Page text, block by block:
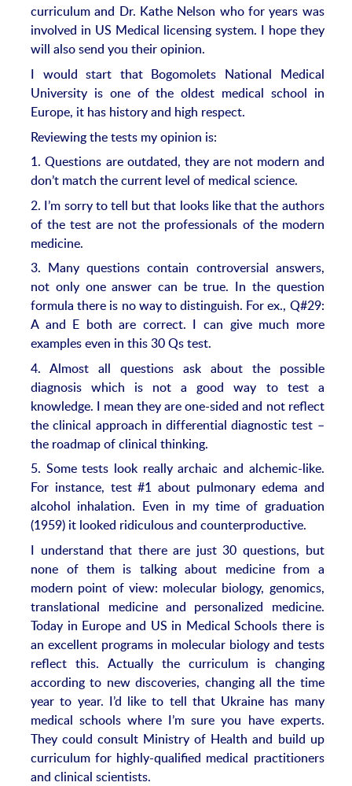
curriculum and Dr. Kathe Nelson who for years was
involved in US Medical licensing system. I hope they
will also send you their opinion.
I would start that Bogomolets National Medical
University is one of the oldest medical school in
Europe, it has history and high respect.
Reviewing the tests my opinion is:
1. Questions are outdated, they are not modern and
don’t match the current level of medical science.
2. I’m sorry to tell but that looks like that the authors
of the test are not the professionals of the modern
medicine.
3. Many questions contain controversial answers,
not only one answer can be true. In the question
formula there is no way to distinguish. For ex., Q#29:
A and E both are correct. I can give much more
examples even in this 30 Qs test.
4. Almost all questions ask about the possible
diagnosis which is not a good way to test a
knowledge. I mean they are one-sided and not reflect
the clinical approach in differential diagnostic test –
the roadmap of clinical thinking.
5. Some tests look really archaic and alchemic-like.
For instance, test #1 about pulmonary edema and
alcohol inhalation. Even in my time of graduation
(1959) it looked ridiculous and counterproductive.
I understand that there are just 30 questions, but
none of them is talking about medicine from a
modern point of view: molecular biology, genomics,
translational medicine and personalized medicine.
Today in Europe and US in Medical Schools there is
an excellent programs in molecular biology and tests
reflect this. Actually the curriculum is changing
according to new discoveries, changing all the time
year to year. I’d like to tell that Ukraine has many
medical schools where I’m sure you have experts.
They could consult Ministry of Health and build up
curriculum for highly-qualified medical practitioners
and clinical scientists.